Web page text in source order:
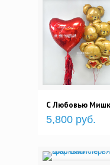
С Любовью
5,800 руб.